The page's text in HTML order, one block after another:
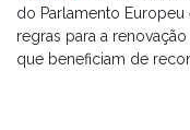
do Parlamento
regras para a
que beneficiam de